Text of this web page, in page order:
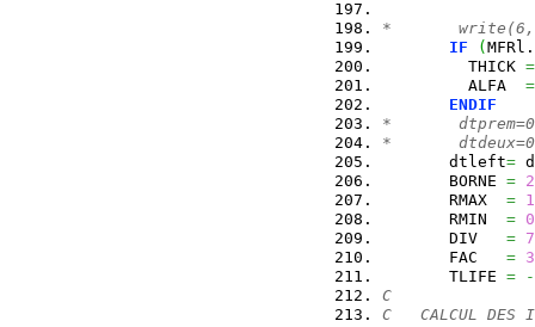
*       write(6,*)
IF
(MFRl.
         THICK
=
         ALFA
=
ENDIF
*
*
       dtleft
=
       BORNE
=
       RMAX
=
       RMIN
=
       DIV
=
       FAC
=
       TLIFE
=
-
C
C   CALCUL DES